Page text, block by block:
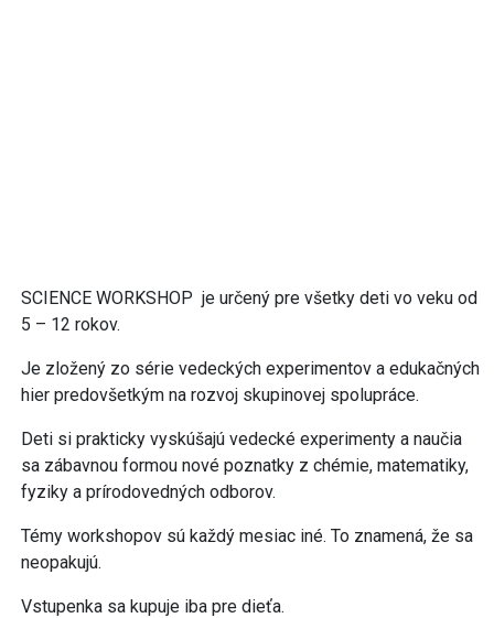
SCIENCE WORKSHOP je určený pre všetky deti vo veku od
5 – 12 rokov.
Je zložený zo série vedeckých experimentov a edukačných
hier predovšetkým na rozvoj skupinovej spolupráce.
Deti si prakticky vyskúšajú vedecké experimenty a naučia
sa zábavnou formou nové poznatky z chémie, matematiky,
fyziky a prírodovedných odborov.
Témy workshopov sú každý mesiac iné. To znamená, že sa
neopakujú.
Vstupenka sa kupuje iba pre dieťa.